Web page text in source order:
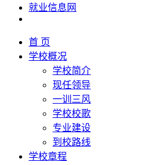
就业信息网
首 页
学校概况
学校简介
现任领导
一训三风
学校校歌
专业建设
到校路线
学校章程